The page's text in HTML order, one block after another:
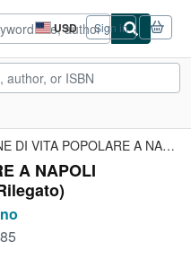
USD
Site
shopping
preferences
Sign in
SCENE DI VITA POPOLARE A NAPOLI NELL'ETA' ROMANTICA
A NAPOLI